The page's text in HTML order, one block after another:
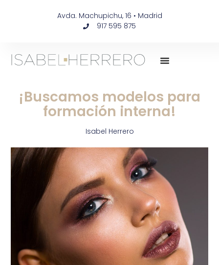
Avda. Machupichu, 16 • Madrid
917 595 875
¡Buscamos modelos para
formación interna!
Isabel Herrero